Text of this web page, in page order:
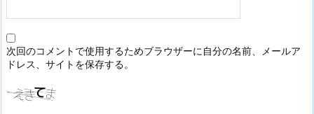
次回のコメントで使用するためブラウザーに自分の名前、メールア
ドレス、サイトを保存する。